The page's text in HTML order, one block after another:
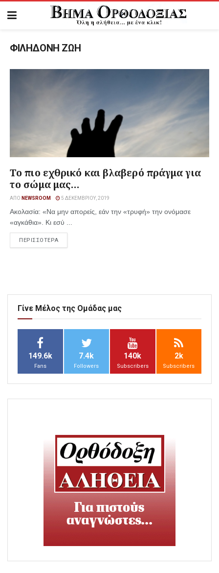
ΦΙΛΗΔΟΝΗ ΖΩΗ
Το πιο εχθρικό και βλαβερό πράγμα για
το σώμα μας…
ΑΠΌ NEWSROOM 5 ΔΕΚΕΜΒΡΊΟΥ, 2019
Ακολασία: «Να μην απορείς, εάν την «τρυφή» την ονόμασε
«αγκάθια». Κι εσύ ...
ΠΕΡΙΣΣΟΤΕΡΑ
Γίνε Μέλος της Ομάδας μας
149.6k
Fans
7.4k
Followers
140k
Subscribers
2k
Subscribers